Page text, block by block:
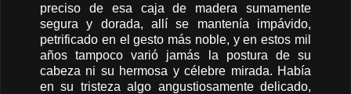
preciso de esa caja de madera sumamente
segura y dorada, allí se mantenía impávido,
petrificado en el gesto más noble, y en estos mil
años tampoco varió jamás la postura de su
cabeza ni su hermosa y célebre mirada. Había
en su tristeza algo angustiosamente delicado,